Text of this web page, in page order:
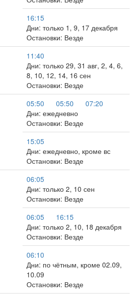
16:15
Дни: только 1, 9, 17 декабря
Остановки: Везде
11:40
Дни: только 29, 31 авг, 2, 4, 6,
8, 10, 12, 14, 16 сен
Остановки: Везде
05:50 05:50
07:20
Дни: ежедневно
Остановки: Везде
15:05
Дни: ежедневно, кроме вс
Остановки: Везде
06:05
Дни: только 2, 10 сен
Остановки: Везде
06:05
16:15
Дни: только 2, 10, 18 декабря
Остановки: Везде
06:10
Дни: по чётным, кроме 02.09,
10.09
Остановки: Везде